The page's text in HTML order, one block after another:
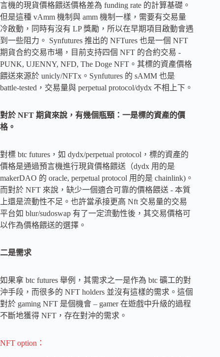
言機的現貨價格餵送價格差為 funding rate 的計算基礎。
但是這種 vAmm 機制與 amm 機制一樣，需要有交易量
冷啟動，同時有沒有 LP 獎勵，所以在早期項目啟動會遇
到一些阻力。 Synfutures 推出的 NFTures 也是一個 NFT
期貨合約交易市場，目前支持四個 NFT 的合約交易 -
PUNK, UJENNY, NFD, The Doge NFT。其標的資產價格
餵送來源於 unicly/NFTx。Synfutures 的 sAMM 也是
battle-tested，交易量與 perpetual protocol/dydx 不相上下。
對於 NFT 期貨來說，有幾個瓶頸：一是標的資產的價
格。
對標 btc futures，如 dydx/perpetual protocol，標的資產的
價格是通過預言機進行現貨價格餵送（dydx 用的是
makerDAO 的 oracle, perpetual protocol 用的是 chainlink)。
而對於 NFT 來說，缺少一個適合可靠的價格餵送 - 本質
上還是流動性不足。也許當承接更高 Nft 交易量的交易
平台如 blur/sudoswap 有了一定流動性後，其交易價格可
以作為價格餵送的選擇。
二是需求
如果拿 btc futures 舉例，其需求之一是作為 btc 礦工的對
沖手段，而很多的 NFT holders 並沒有這樣的需求。這個
對於 gaming NFT 是個機會 – gamer 在遊戲中升級的過程
不斷地獲得 NFT，存在對沖的需求。
NFT option：